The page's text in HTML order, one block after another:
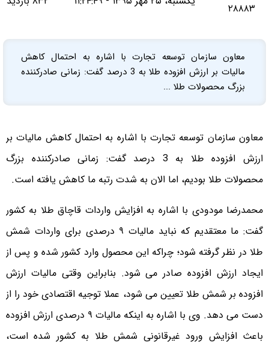
۲۸۸۸۳
معاون سازمان توسعه تجارت با اشاره به احتمال کاهش
مالیات بر ارزش افزوده طلا به 3 درصد گفت: زمانی صادرکننده
بزرگ محصولات طلا ...
معاون سازمان توسعه تجارت با اشاره به احتمال کاهش مالیات بر
ارزش افزوده طلا به 3 درصد گفت: زمانی صادرکننده بزرگ
محصولات طلا بودیم، اما الان به شدت رتبه ما کاهش یافته است.
محمدرضا مودودی با اشاره به افزایش واردات قاچاق طلا به کشور
گفت: ما معتقدیم که نباید مالیات ۹ درصدی برای واردات شمش
طلا در نظر گرفته شود؛ چراکه این محصول وارد کشور شده و پس از
ایجاد ارزش افزوده صادر می شود. بنابراین وقتی مالیات ارزش
افزوده بر شمش طلا تعیین می شود، عملا توجیه اقتصادی خود را از
دست می دهد. وی با اشاره به اینکه مالیات ۹ درصدی ارزش افزوده
باعث افزایش ورود غیرقانونی شمش طلا به کشور شده است،